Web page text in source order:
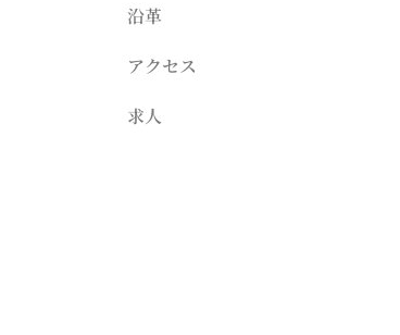
沿革
アクセス
求人